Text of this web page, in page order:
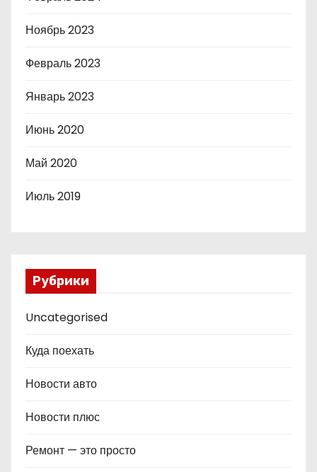
Ноябрь 2023
Февраль 2023
Январь 2023
Июнь 2020
Май 2020
Июль 2019
Рубрики
Uncategorised
Куда поехать
Новости авто
Новости плюс
Ремонт — это просто